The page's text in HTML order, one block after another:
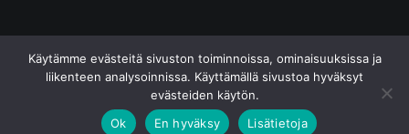
Käytämme evästeitä sivuston toiminnoissa, ominaisuuksissa ja
liikenteen analysoinnissa. Käyttämällä sivustoa hyväksyt
evästeiden käytön.
Ok
En hyväksy Lisätietoja